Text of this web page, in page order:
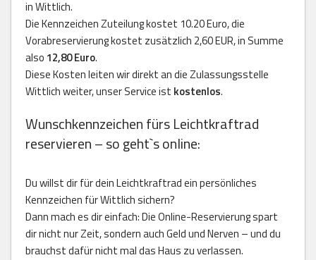
in Wittlich.
Die Kennzeichen Zuteilung kostet 10.20 Euro, die
Vorabreservierung kostet zusätzlich 2,60 EUR, in Summe
also 12,80 Euro.
Diese Kosten leiten wir direkt an die Zulassungsstelle
Wittlich weiter, unser Service ist kostenlos.
Wunschkennzeichen fürs Leichtkraftrad
reservieren – so geht`s online:
Du willst dir für dein Leichtkraftrad ein persönliches
Kennzeichen für Wittlich sichern?
Dann mach es dir einfach: Die Online-Reservierung spart
dir nicht nur Zeit, sondern auch Geld und Nerven – und du
brauchst dafür nicht mal das Haus zu verlassen.